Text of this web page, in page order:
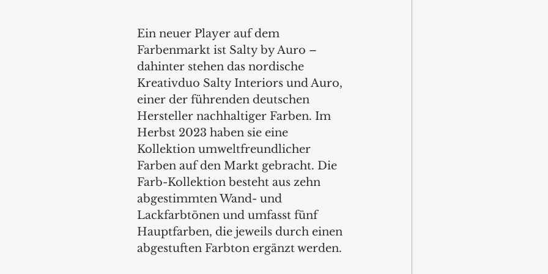
Ein neuer Player auf dem
Farbenmarkt ist Salty by Auro –
dahinter stehen das nordische
Kreativduo Salty Interiors und Auro,
einer der führenden deutschen
Hersteller nachhaltiger Farben. Im
Herbst 2023 haben sie eine
Kollektion umweltfreundlicher
Farben auf den Markt gebracht. Die
Farb-Kollektion besteht aus zehn
abgestimmten Wand- und
Lackfarbtönen und umfasst fünf
Hauptfarben, die jeweils durch einen
abgestuften Farbton ergänzt werden.